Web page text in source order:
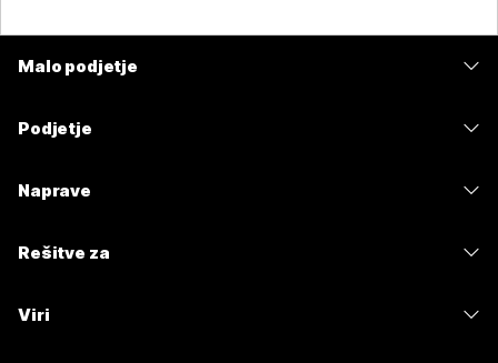
Malo podjetje
Podjetje
Naprave
Rešitve za
Viri